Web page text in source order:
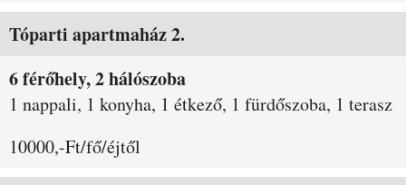
Tóparti apartmaház 2.
6 férőhely, 2 hálószoba
1 nappali, 1 konyha, 1 étkező, 1 fürdőszoba, 1 terasz
10000,-Ft/fő/éjtől